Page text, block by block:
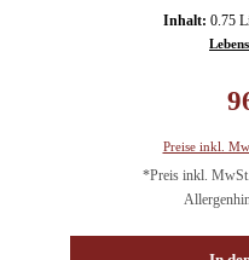
Inhalt: 0.75
Preise inkl.
*Preis inkl.